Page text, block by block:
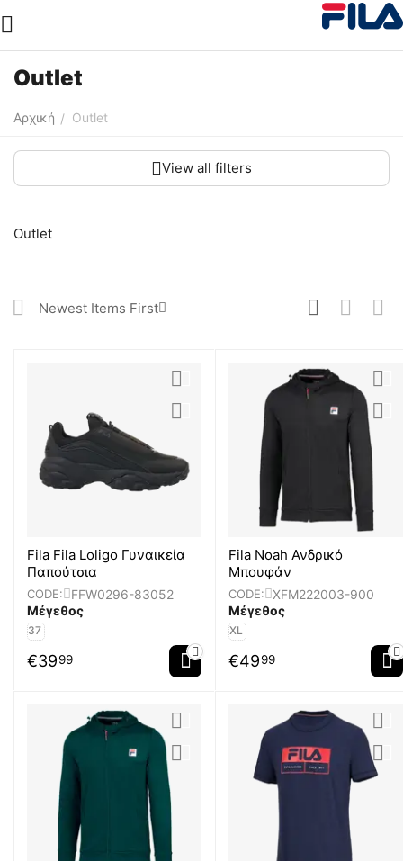
Outlet
Αρχική / Outlet
View all filters
Outlet
Newest Items First
Fila Fila Loligo Γυναικεία
Παπούτσια
CODE:
FFW0296-83052
Μέγεθος
37
€3999
Fila Noah Ανδρικό
Μπουφάν
CODE:
XFM222003-900
Μέγεθος
XL
€4999